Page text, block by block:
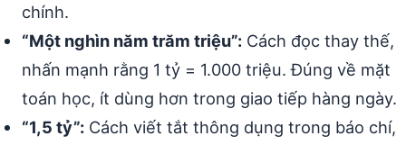
chính.
“Một nghìn năm trăm triệu”: Cách đọc thay thế,
nhấn mạnh rằng 1 tỷ = 1.000 triệu. Đúng về mặt
toán học, ít dùng hơn trong giao tiếp hàng ngày.
“1,5 tỷ”: Cách viết tắt thông dụng trong báo chí,